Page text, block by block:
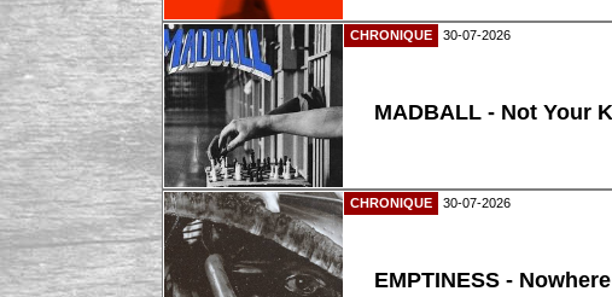
CHRONIQUE 30-07-2026
MADBALL - Not Your
CHRONIQUE 30-07-2026
EMPTINESS -